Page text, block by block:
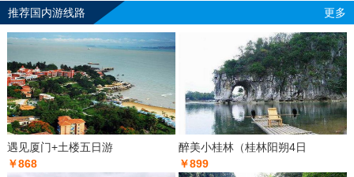
推荐国内游线路
更多
遇见厦门+土楼五日游
￥868
醉美小桂林（桂林阳朔4日
￥899